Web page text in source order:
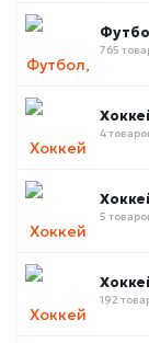
765
4
5
192